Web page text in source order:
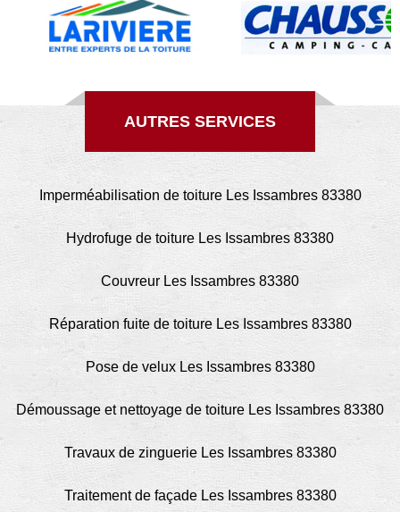
AUTRES SERVICES
Imperméabilisation de toiture Les Issambres 83380
Hydrofuge de toiture Les Issambres 83380
Couvreur Les Issambres 83380
Réparation fuite de toiture Les Issambres 83380
Pose de velux Les Issambres 83380
Démoussage et nettoyage de toiture Les Issambres 83380
Travaux de zinguerie Les Issambres 83380
Traitement de façade Les Issambres 83380